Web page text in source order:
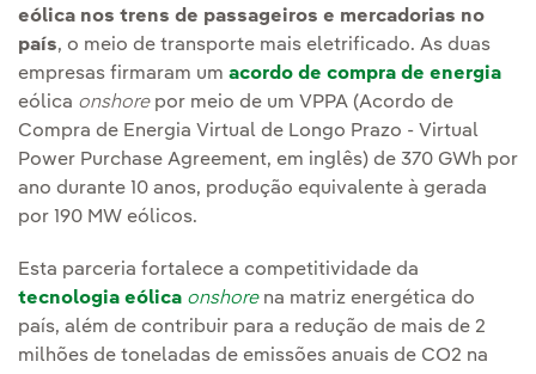
eólica nos trens de passageiros e mercadorias no
país, o meio de transporte mais eletrificado. As duas
empresas firmaram um acordo de compra de energia
eólica onshorepor meio de um VPPA (Acordo de
Compra de Energia Virtual de Longo Prazo - Virtual
Power Purchase Agreement, em inglês) de 370 GWh por
ano durante 10 anos, produção equivalente à gerada
por 190 MW eólicos.
Esta parceria fortalece a competitividade da
tecnologia eólica onshorena matriz energética do
país, além de contribuir para a redução de mais de 2
milhões de toneladas de emissões anuais de CO2 na